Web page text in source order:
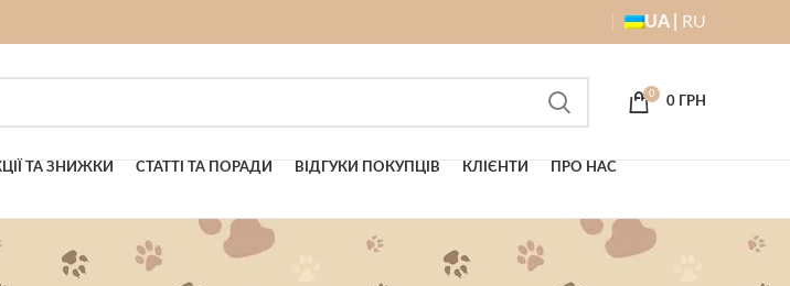
UA | RU
0
0 ГРН
ТА ЗНИЖКИ СТАТТІ ТА ПОРАДИ ВІДГУКИ ПОКУПЦІВ КЛІЄНТИ ПРО НАС